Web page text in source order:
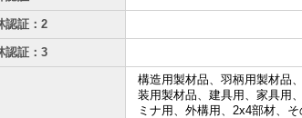
認証：2
認証：3
構造用製材品、羽柄用製材品
装用製材品、建具用、家具用
ミナ用、外構用、2x4部材、